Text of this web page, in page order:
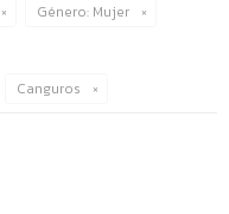
Género: Mujer
Canguros